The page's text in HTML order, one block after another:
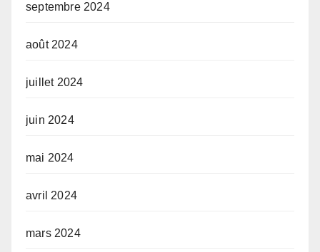
septembre 2024
août 2024
juillet 2024
juin 2024
mai 2024
avril 2024
mars 2024